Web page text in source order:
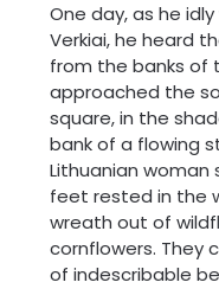
One day, as he
Verkiai, he heard
from the banks of
approached the
square, in the
bank of a flowing
Lithuanian woman
feet rested in the
wreath out of
cornflowers. They
of indescribable